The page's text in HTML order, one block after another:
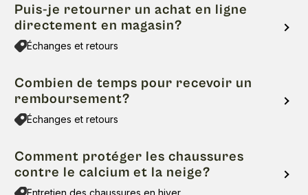
Puis-je retourner un achat en ligne
directement en magasin?
Échanges et retours
Combien de temps pour recevoir un
remboursement?
Échanges et retours
Comment protéger les chaussures
contre le calcium et la neige?